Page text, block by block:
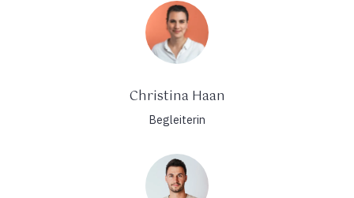
Christina Haan
Begleiterin